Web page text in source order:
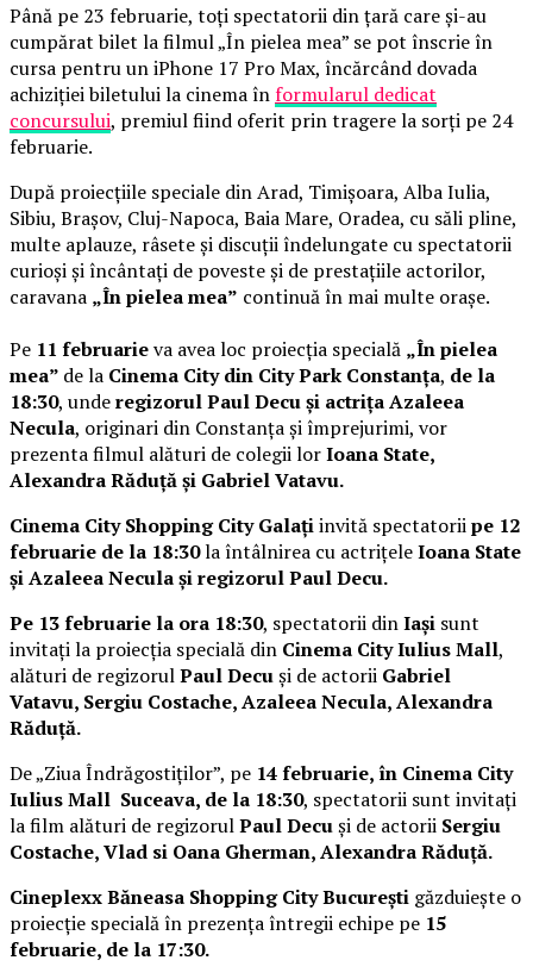
Până pe 23 februarie, toți spectatorii din țară care și-au
cumpărat bilet la filmul „În pielea mea” se pot înscrie în
cursa pentru un iPhone 17 Pro Max, încărcând dovada
achiziției biletului la cinema înformularul dedicat
concursului, premiul fiind oferit prin tragere la sorți pe 24
februarie.
După proiecțiile speciale din Arad, Timișoara, Alba Iulia,
Sibiu, Brașov, Cluj-Napoca, Baia Mare, Oradea, cu săli pline,
multe aplauze, râsete și discuții îndelungate cu spectatorii
curioși și încântați de poveste și de prestațiile actorilor,
caravana „În pielea mea” continuă în mai multe orașe.
Pe 11 februarieva avea loc proiecția specială „În pielea
mea” de la Cinema City din City Park Constanța, de la
18:30, underegizorul Paul Decu și actrița Azaleea
Necula, originari din Constanța și împrejurimi, vor
prezenta filmul alături de colegii lorIoana State,
Alexandra Răduță și Gabriel Vatavu.
Cinema City Shopping City Galațiinvită spectatoriipe 12
februarie de la 18:30la întâlnirea cu actrițeleIoana State
și Azaleea Necula și regizorul Paul Decu.
Pe 13 februarie la ora 18:30, spectatorii dinIași sunt
invitați la proiecția specială din Cinema City Iulius Mall,
alături de regizorulPaul Decuși de actorii Gabriel
Vatavu, Sergiu Costache, Azaleea Necula, Alexandra
Răduță.
De „Ziua Îndrăgostiților”, pe 14 februarie, în Cinema City
Iulius Mall Suceava, de la 18:30, spectatorii sunt invitați
la film alături de regizorulPaul Decuși de actorii Sergiu
Costache, Vlad si Oana Gherman, Alexandra Răduță.
Cineplexx Băneasa Shopping City București găzduiește o
proiecție specială în prezența întregii echipe pe 15
februarie, de la 17:30.